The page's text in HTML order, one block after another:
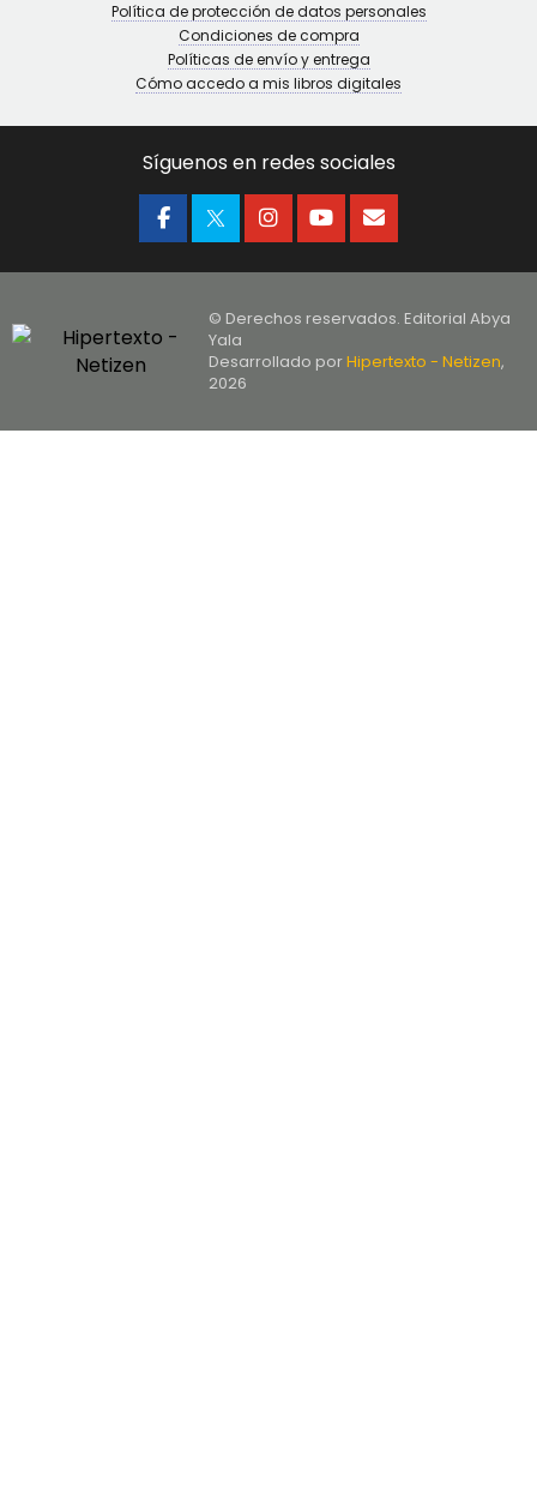
Política de protección de datos personales
Condiciones de compra
Políticas de envío y entrega
Cómo accedo a mis libros digitales
Síguenos en redes sociales
© Derechos reservados. Editorial Abya
Yala
Desarrollado porHipertexto - Netizen,
2026